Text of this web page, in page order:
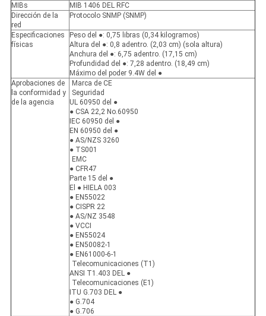
MIBs
MIB 1406 DEL RFC
Dirección de la
red
Protocolo SNMP (SNMP)
Especificaciones
físicas
Peso del ●: 0,75 libras (0,34 kilogramos)
Altura del ●: 0,8 adentro. (2,03 cm) (sola altura)
Anchura del ●: 6,75 adentro. (17,15 cm)
Profundidad del ●: 7,28 adentro. (18,49 cm)
Máximo del poder 9.4W del ●
Aprobaciones de
la conformidad y
de la agencia
Marca de CE
Seguridad
UL 60950 del ●
● CSA 22,2 No.60950
IEC 60950 del ●
EN 60950 del ●
● AS/NZS 3260
● TS001
EMC
● CFR47
Parte 15 del ●
El ● HIELA 003
● EN55022
● CISPR 22
● AS/NZ 3548
● VCCI
● EN55024
● EN50082-1
● EN61000-6-1
Telecomunicaciones (T1)
ANSI T1.403 DEL ●
Telecomunicaciones (E1)
ITU G.703 DEL ●
● G.704
● G.706